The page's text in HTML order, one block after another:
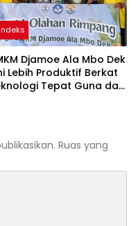
Djamoe Ala Mbo Dek
Lebih Produktif Berkat
Tepat Guna dari
Ruas yang